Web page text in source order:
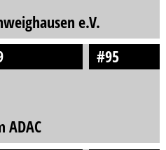
e.V.
#95
ADAC